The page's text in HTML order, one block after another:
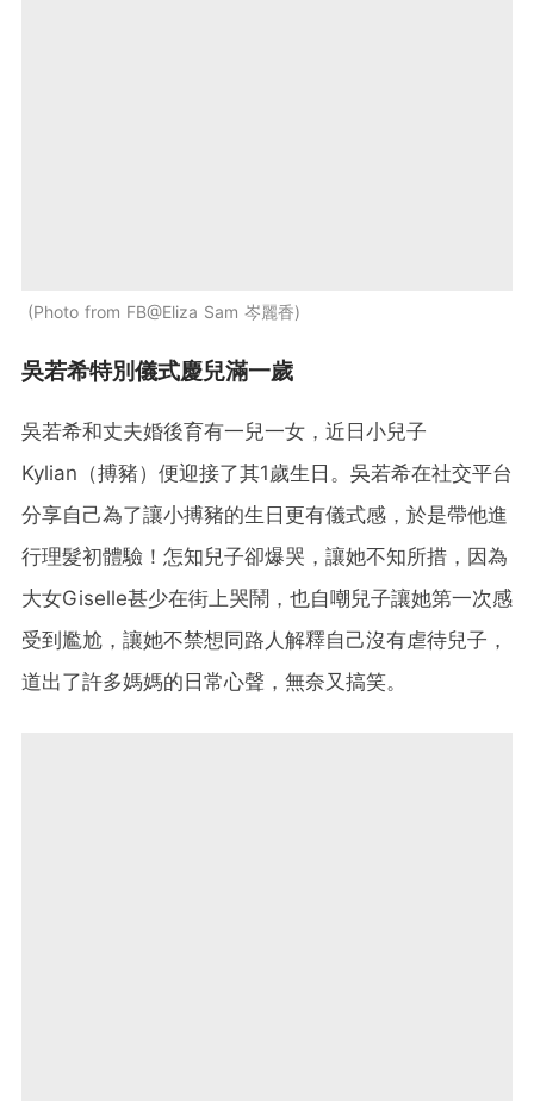
Photo from FB@Eliza Sam 岑麗香
吳若希特別儀式慶兒滿一歲
吳若希和丈夫婚後育有一兒一女，近日小兒子
Kylian（搏豬）便迎接了其1歲生日。吳若希在社交平台
分享自己為了讓小搏豬的生日更有儀式感，於是帶他進
行理髮初體驗！怎知兒子卻爆哭，讓她不知所措，因為
大女Giselle甚少在街上哭鬧，也自嘲兒子讓她第一次感
受到尷尬，讓她不禁想同路人解釋自己沒有虐待兒子，
道出了許多媽媽的日常心聲，無奈又搞笑。